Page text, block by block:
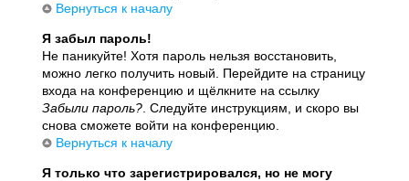
Вернуться к началу
Я забыл пароль!
Не паникуйте! Хотя пароль нельзя восстановить,
можно легко получить новый. Перейдите на страницу
входа на конференцию и щёлкните на ссылку
Забыли пароль? . Следуйте инструкциям, и скоро вы
снова сможете войти на конференцию.
Вернуться к началу
Я только что зарегистрировался, но не могу